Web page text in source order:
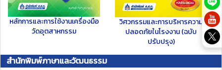
หลักการและการใช้งานเครื่องมือ
วัดอุตสาหกรรม
วิศวกรรมและการบริหารความ
ปลอดภัยในโรงงาน (ฉบับ
ปรับปรุง)
สำนักพิมพ์ภาษาและวัฒนธรรม